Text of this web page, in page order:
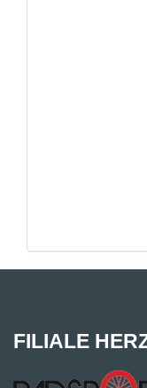
FILIALE